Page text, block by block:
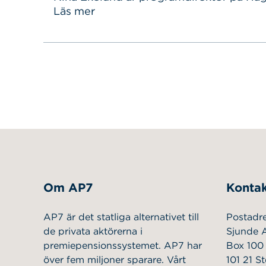
nätverk för företag som arbetar aktivt
Läs mer
Om AP7
AP7 är det statliga alternativet till
de privata aktörerna i
premiepensionssystemet. AP7 har
över fem miljoner sparare. Vårt
Sjunde
Box 100
101 21
Sök på sidan: